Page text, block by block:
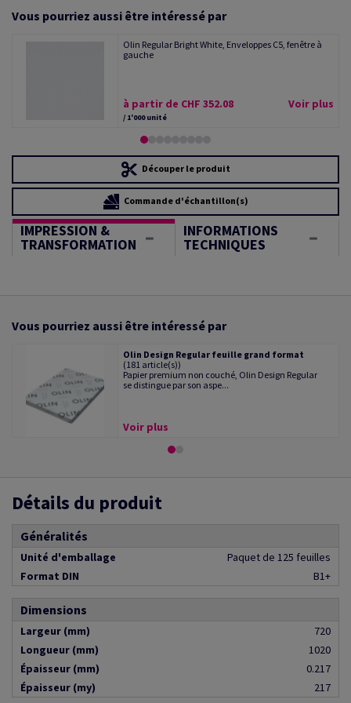
Vous pourriez aussi être intéressé par
Olin Regular Bright White, Enveloppes C5, fenêtre à
gauche
à partir de CHF 352.08
/ 1'000 unité
Voir plus
Découper le produit
Commande d'échantillon(s)
IMPRESSION &
TRANSFORMATION
INFORMATIONS
TECHNIQUES
Vous pourriez aussi être intéressé par
Olin Design Regular feuille grand format
(181 article(s))
Papier premium non couché, Olin Design Regular
se distingue par son aspe...
Voir plus
Détails du produit
Généralités
Unité d'emballage
Paquet de 125 feuilles
Format DIN
B1+
Dimensions
Largeur (mm)
720
Longueur (mm)
1020
Épaisseur (mm)
0.217
Épaisseur (my)
217